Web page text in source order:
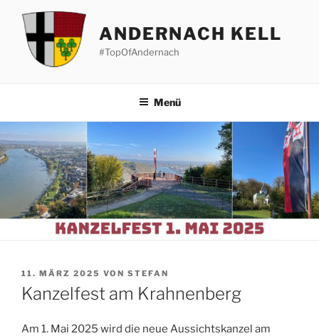
Inhalt
springen
ANDERNACH KELL
#TopOfAndernach
Menü
VERÖFFENTLICHT
AM
11. MÄRZ 2025 VON STEFAN
Kanzelfest am Krahnenberg
Am 1. Mai 2025 wird die neue Aussichtskanzel am